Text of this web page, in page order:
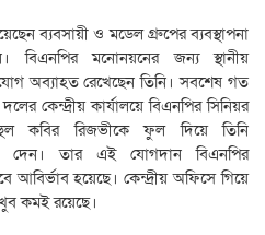
ব্যবসায়ী ও মডেল গ্রুপের ব্যবস্থাপনা
বিএনপির মনোনয়নের জন্য স্থানীয়
অব্যাহত রেখেছেন তিনি। সবশেষ গত
কেন্দ্রীয় কার্যালয়ে বিএনপির সিনিয়র
কবির রিজভীকে ফুল দিয়ে তিনি
দেন। তার এই যোগদান বিএনপির
আবির্ভাব হয়েছে। কেন্দ্রীয় অফিসে গিয়ে
কমই রয়েছে।